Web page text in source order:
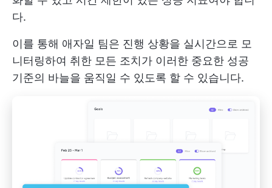
다.
이를 통해 애자일 팀은 진행 상황을 실시간으로 모
니터링하여 취한 모든 조치가 이러한 중요한 성공
기준의 바늘을 움직일 수 있도록 할 수 있습니다.